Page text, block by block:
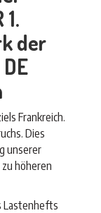
der
Frankreich.
Dies
unserer
höheren
Lastenhefts